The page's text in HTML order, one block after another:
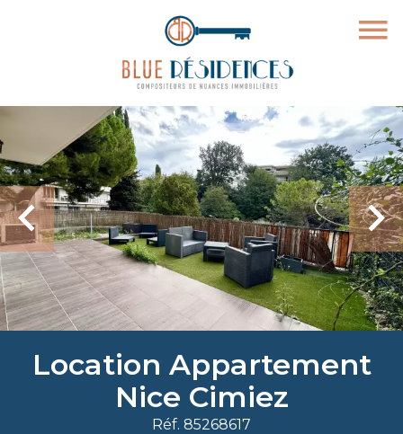
Location Appartement
Nice Cimiez
Réf. 85268617